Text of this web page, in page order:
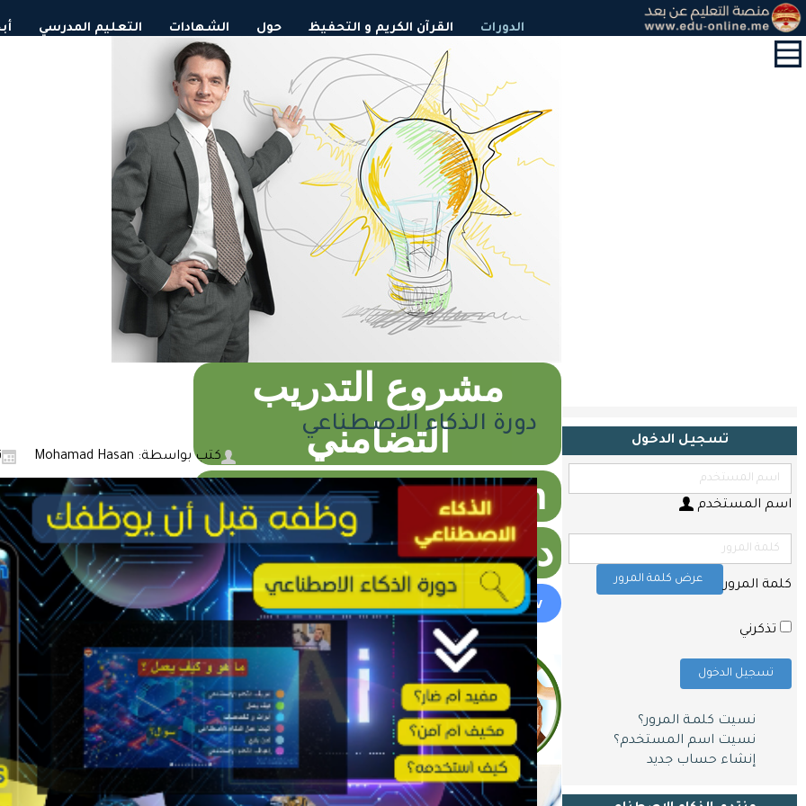
القائمة
الرئيسية
مقالات
اتصل
الدورات القرآن الكريم و التحفيظ حول الشهادات التعليم المدرسي
مشروع التدريب
التضامني
zoom عبر منصة زوم
دورات بأرخص اﻷسعار
Shop now
تسجيل الدخول
اسم المستخدم
كلمة المرور عرض كلمة المرور
تذكرني
تسجيل الدخول
نسيت كلمـة المرور؟
نسيت اسم المستخدم؟
إنشاء حساب جديد
دورة الذكاء الاصطناعي
كتب بواسطة: Mohamad Hasan